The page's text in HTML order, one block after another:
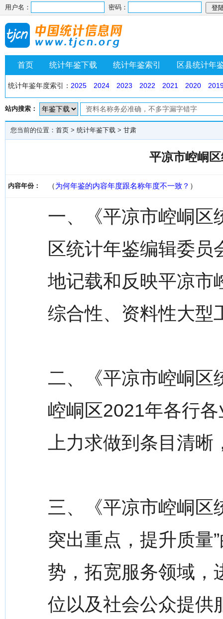
用户名： 密码：
首页 统计年鉴下载 统计年鉴索引 区县统计年
统计年鉴年度索引： 2025 2024 2023 2022 2021 2020
站内搜索：
您当前的位置： 首页 > 统计年鉴下载 > 甘肃
平凉市崆峒
内容年份： （为何年鉴的内容年度跟名称年度不一致？ ）
一、《平凉市崆峒区
区统计年鉴编辑委
地记载和反映平凉市
综合性、资料性大型
二、《平凉市崆峒区
崆峒区2021年各行
上力求做到条目清
三、《平凉市崆峒区
突出重点，提升质量
势，拓宽服务领域，
位以及社会公众提供